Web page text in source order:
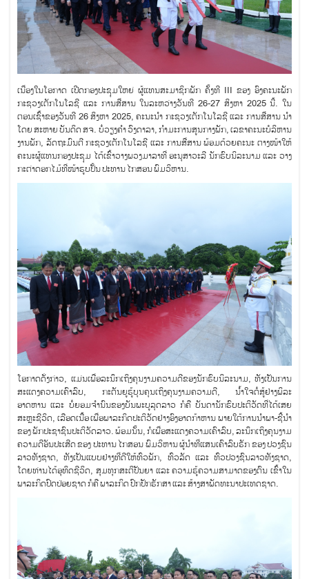
ເນື່ອງໃນໂອກາດ ເປີດກອງປະຊຸມໃຫຍ່ ຜູ້ແທນສະມາຊິກພັກ ຄັ້ງທີ III ຂອງ ອົງຄະນະພັກ
ກະຊວງເຕັກໂນໂລຊີ ແລະ ການສື່ສານ ໃນລະຫວ່າງວັນທີ 26-27 ສິງຫາ 2025 ນີ້. ໃນ
ຕອນເຊົ້າຂອງວັນທີ 26 ສິງຫາ 2025, ຄະນະນໍາ ກະຊວງເຕັກໂນໂລຊີ ແລະ ການສື່ສານ ນໍາ
ໂດຍ ສະຫາຍ ບັນດິດ ສຈ. ບໍ່ວຽງຄໍາ ວົງດາລາ, ກໍາມະການສູນກາງພັກ, ເລຂາຄະນະບໍລິຫານ
ງານພັກ, ລັດຖະມົນຕີ ກະຊວງເຕັກໂນໂລຊີ ແລະ ການສື່ສານ ພ້ອມດ້ວຍຄະນະ ຕາງໜ້າໃຫ້
ຄະນະຜູ້ແທນກອງປະຊຸມ ໄດ້ເຂົ້າວາງພວງມາລາທີ່ ອະນຸສາວະລີ ນັກຮົບນິລະນາມ ແລະ ວາງ
ກະຕ່າດອກໄມ້ທີ່ໜ້າຮູບປັ້ນ ປະທານ ໄກສອນ ພົມວິຫານ.
ໂອກາດດັ່ງກ່າວ, ແມ່ນເພື່ອລະນຶກເຖິງຄຸນງາມຄວາມດີຂອງນັກຮົບນິລະນາມ, ທັງເປັນການ
ສະແດງຄວາມເຄົາລົບ, ກະຕັນຍູຮູ້ບຸນຄຸນເຖິງຄຸນງາມຄວາມດີ, ນໍ້າໃຈຕໍ່ສູ້ຢ່າງພິລະ
ອາດຫານ ແລະ ບໍ່ຍອມຈໍານົນຂອງບັນພະບູລຸດລາວ ກໍຄື ບັນດານັກຮົບປະຕິວັດທີ່ໄດ້ເສຍ
ສະຫຼະຊີວິດ, ເລືອດເນື້ອ ເພື່ອພາລະກິດປະຕິວັດຢ່າງອົງອາດກ້າຫານ ພາຍໃຕ້ການນໍາພາ-ຊີ້ນໍາ
ຂອງ ພັກປະຊາຊົນປະຕິວັດລາວ. ພ້ອມນັ້ນ, ກໍເພື່ອສະແດງຄວາມເຄົາລົບ, ລະນຶກເຖິງຄຸນງາມ
ຄວາມດີອັນປະເສີດ ຂອງ ປະທານ ໄກສອນ ພົມວິຫານ ຜູ້ນໍາທີ່ແສນເຄົາລົບຮັກ ຂອງ ປວງຊົນ
ລາວທັງຊາດ, ທັງເປັນແບບຢ່າງທີ່ດີໃຫ້ທົ່ວພັກ, ທົ່ວລັດ ແລະ ທົ່ວປວງຊົນລາວທັງຊາດ,
ໂດຍທ່ານໄດ້ອຸທິດຊີວິດ, ສຸມທຸກສະຕິປັນຍາ ແລະ ຄວາມຮູ້ຄວາມສາມາດຂອງຕົນ ເຂົ້າໃນ
ພາລະກິດປົດປ່ອຍຊາດ ກໍຄື ພາລະກິດ ປົກປັກຮັກສາ ແລະ ສ້າງສາພັດທະນາປະເທດຊາດ.